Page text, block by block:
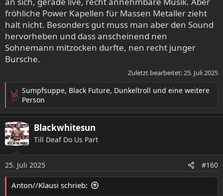
fröhliche Power Kapellen für Massen Metaller zieht
halt nicht. Besonders gut muss man aber den Sound
hervorheben und dass anscheinend nen
Sohnemann mitzocken durfte, nen recht junger
Bursche.
Zuletzt bearbeitet: 25. Juli 2025
R
a
k
t
i
o
n
e
n
Sumpfsuppe, Black Future, Dunkeltroll und eine weitere
Person
Blackwhitesun
Till Deaf Do Us Part
25. Juli 2025 #160
Anton//Klausi schrieb: